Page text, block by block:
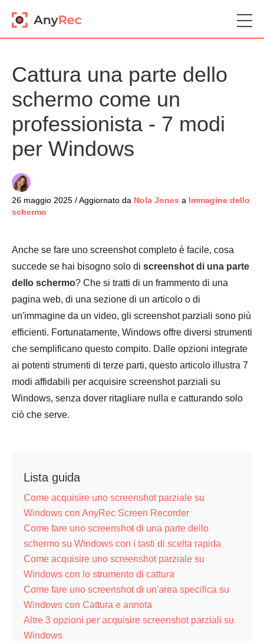
Cattura una parte dello
schermo come un
professionista - 7 modi
per Windows
26 maggio 2025 / Aggiornato da Nola Jones a Immagine dello
schermo
Anche se fare uno screenshot completo è facile, cosa
succede se hai bisogno solo di screenshot di una parte
dello schermo? Che si tratti di un frammento di una
pagina web, di una sezione di un articolo o di
un'immagine da un video, gli screenshot parziali sono più
efficienti. Fortunatamente, Windows offre diversi strumenti
che semplificano questo compito. Dalle opzioni integrate
ai potenti strumenti di terze parti, questo articolo illustra 7
modi affidabili per acquisire screenshot parziali su
Windows, senza dover ritagliare nulla e catturando solo
ciò che serve.
Lista guida
Come acquisire uno screenshot parziale su
Windows con AnyRec Screen Recorder
Come fare uno screenshot di una parte dello
schermo su Windows con i tasti di scelta rapida
Come acquisire uno screenshot parziale su
Windows con lo strumento di cattura
Come fare uno screenshot di un'area specifica su
Windows con Cattura e annota
Altre 3 opzioni per acquisire screenshot parziali su
Windows